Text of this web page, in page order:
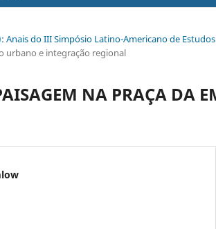
Anais do III Simpósio Latino-Americano de
urbano e integração regional
NA PRAÇA DA